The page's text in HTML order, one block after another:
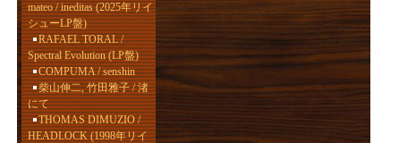
mateo / ineditas (2025年リイ
シューLP盤)
RAFAEL TORAL /
Spectral Evolution (LP盤)
COMPUMA / senshin
柴山伸二, 竹田雅子 / 渚
にて
THOMAS DIMUZIO /
HEADLOCK (1998年リイ